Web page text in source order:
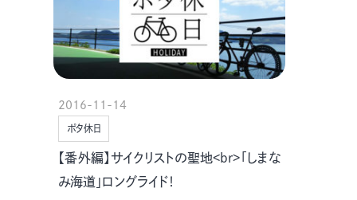
2016-11-14
ポタ休日
【番外編】サイクリストの聖地<br>「しまな
み海道」ロングライド！